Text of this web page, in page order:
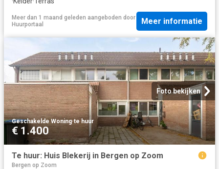
Meer dan 1 maand geleden aangeboden door
Huurportaal
Meer informatie
Foto bekijken
Geschakelde Woning·te huur
€ 1.400
Te huur: Huis Blekerij in Bergen op Zoom
Bergen op Zoom